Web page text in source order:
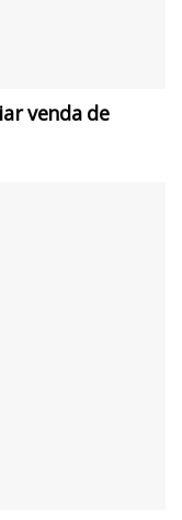
venda de